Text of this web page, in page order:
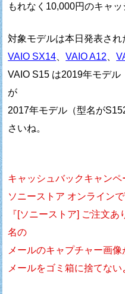
もれなく10,000円のキャ
対象モデルは本日発表さ
VAIO SX14 、VAIO A12 、
VAIO S15 は2019年モデ
が
2017年モデル（型名が
さいね。
キャッシュバックキャン
ソニーストア オンライン
『[ソニーストア] ご注文
名の
メールのキャプチャー画
メールをゴミ箱に捨てない